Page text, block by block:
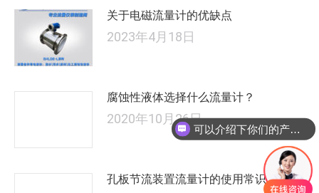
关于电磁流量计的优缺点
2023年4月18日
腐蚀性液体选择什么流量计？
2020年10月26日
孔板节流装置流量计的使用常识
可以介绍下你们的产品么